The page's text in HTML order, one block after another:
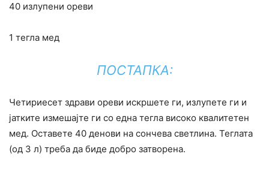
40 излупени ореви
1 тегла мед
ПОСТАПКА:
Четириесет здрави ореви искршете ги, излупете ги и
јатките измешајте ги со една тегла високо квалитетен
мед. Оставете 40 денови на сончева светлина. Теглата
(од 3 л) треба да биде добро затворена.